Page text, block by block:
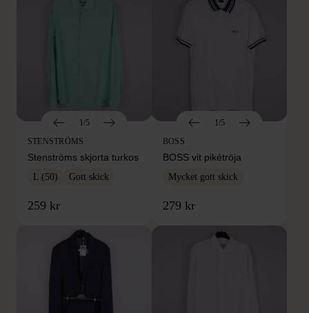
1/5
STENSTRÖMS
Stenströms skjorta turkos
L (50) Gott skick
259 kr
1/5
BOSS
BOSS vit pikétröja
Mycket gott skick
279 kr